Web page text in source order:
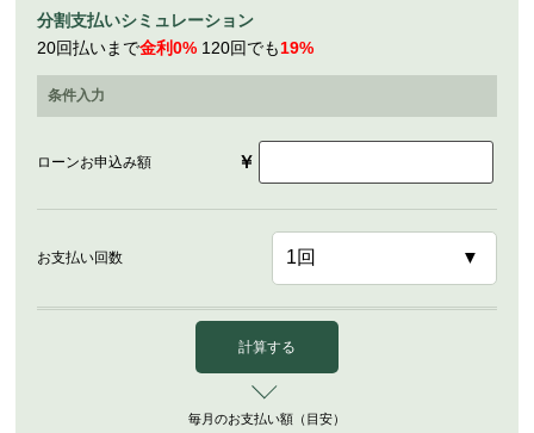
分割支払いシミュレーション
20回払いまで金利0% 120回でも19%
条件入力
ローンお申込み額 ￥
お支払い回数
計算する
毎月のお支払い額（目安）